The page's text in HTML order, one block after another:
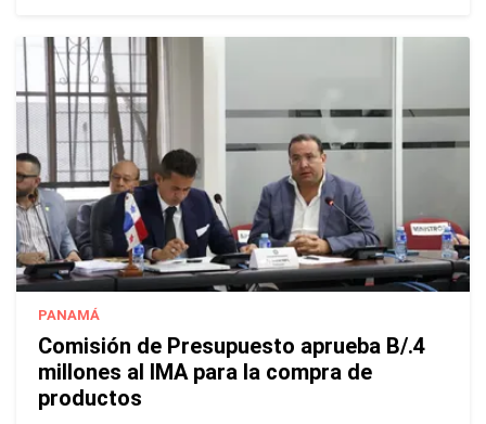
PANAMÁ
Comisión de Presupuesto aprueba B/.4
millones al IMA para la compra de
productos